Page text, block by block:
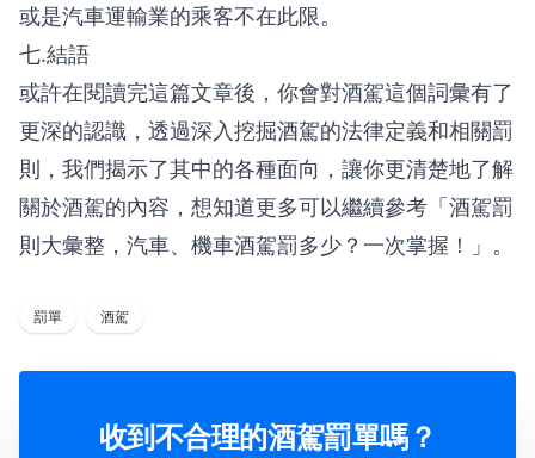
或是汽車運輸業的乘客不在此限。
七.結語
或許在閱讀完這篇文章後，你會對酒駕這個詞彙有了
更深的認識，透過深入挖掘酒駕的法律定義和相關罰
則，我們揭示了其中的各種面向，讓你更清楚地了解
關於酒駕的內容，想知道更多可以繼續參考「酒駕罰
則大彙整，汽車、機車酒駕罰多少？一次掌握！ 」。
罰單 酒駕
收到不合理的酒駕罰單嗎？